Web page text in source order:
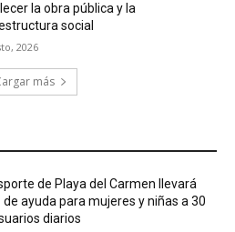
la obra pública y la
social
2026
más
de Playa del Carmen llevará
de ayuda para mujeres y niñas a 30
diarios